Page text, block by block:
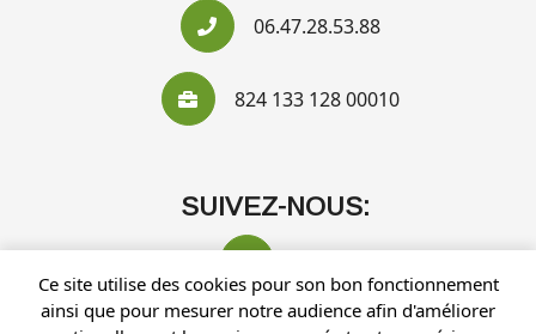
06.47.28.53.88
824 133 128 00010
SUIVEZ-NOUS:
Ce site utilise des cookies pour son bon fonctionnement
ainsi que pour mesurer notre audience afin d'améliorer